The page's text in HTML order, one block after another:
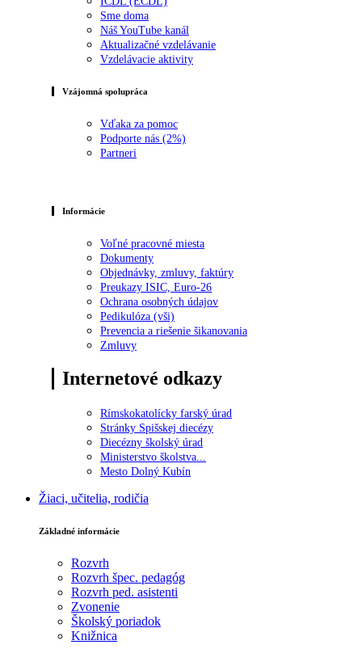
Sme doma
Náš YouTube kanál
Aktualizačné vzdelávanie
Vzdelávacie aktivity
Vzájomná spolupráca
Vďaka za pomoc
Podporte nás (2%)
Partneri
Informácie
Voľné pracovné miesta
Dokumenty
Objednávky, zmluvy, faktúry
Preukazy ISIC, Euro-26
Ochrana osobných údajov
Pedikulóza (vši)
Prevencia a riešenie šikanovania
Zmluvy
Internetové odkazy
Rímskokatolícky farský úrad
Stránky Spišskej diecézy
Diecézny školský úrad
Ministerstvo školstva...
Mesto Dolný Kubín
Žiaci, učitelia, rodičia
Základné informácie
Rozvrh
Rozvrh špec. pedagóg
Rozvrh ped. asistenti
Zvonenie
Školský poriadok
Knižnica